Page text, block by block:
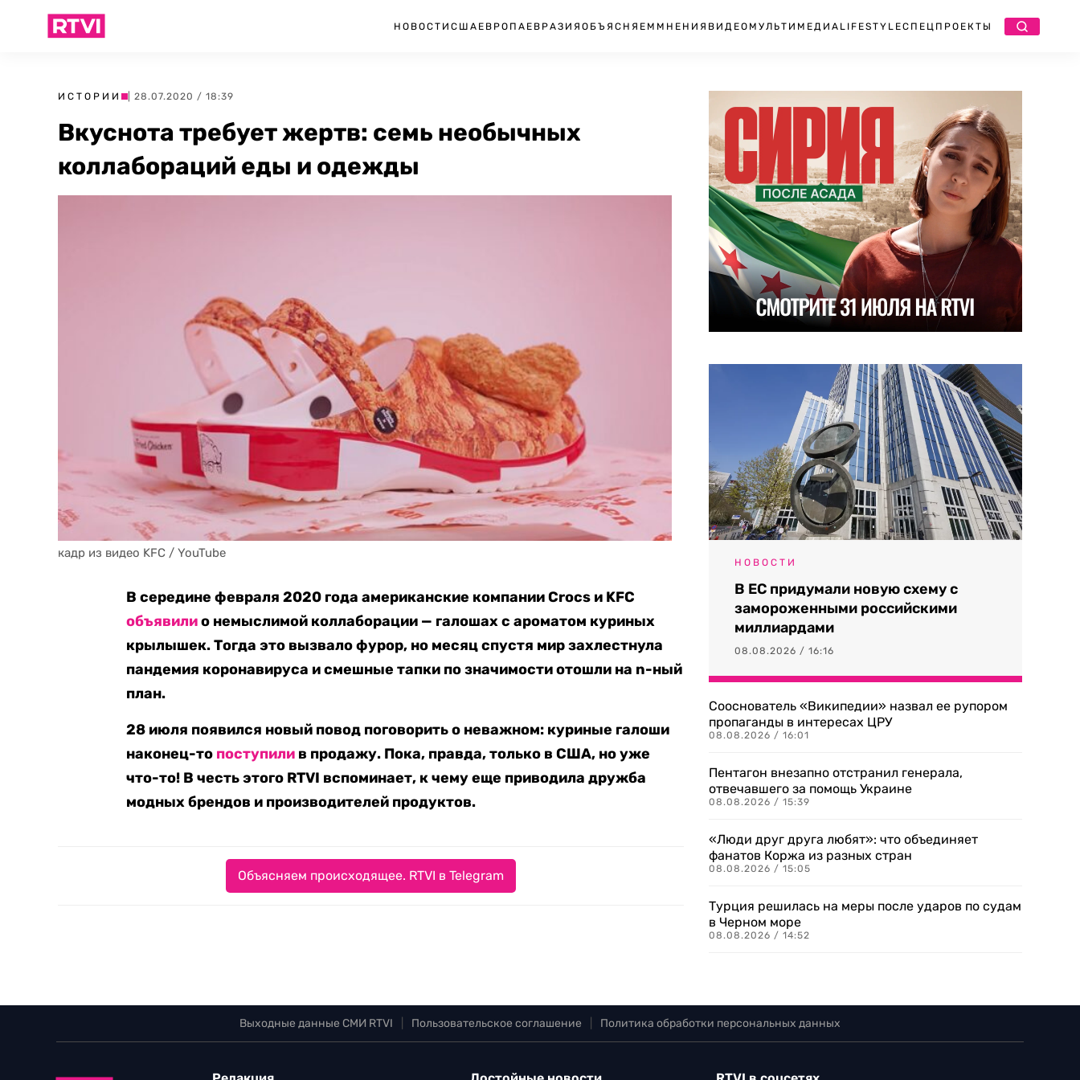
НОВОСТИ США ЕВРОПА ЕВРАЗИЯ ОБЪЯСНЯЕМ МНЕНИЯ ВИДЕО МУЛЬТИМЕДИА LIFESTYLEСПЕЦПРОЕКТЫ
ИСТОРИИ | 28.07.2020 / 18:39
Вкуснота требует жертв: семь необычных
коллабораций еды и одежды
кадр из видео KFC / YouTube
В середине февраля 2020 года американские компании Crocs и KFC
объявилио немыслимой коллаборации — галошах с ароматом куриных
крылышек. Тогда это вызвало фурор, но месяц спустя мир захлестнула
пандемия коронавируса и смешные тапки по значимости отошли на n-ный
план.
28 июля появился новый повод поговорить о неважном: куриные галоши
наконец-то поступили в продажу. Пока, правда, только в США, но уже
что-то! В честь этого RTVI вспоминает, к чему еще приводила дружба
модных брендов и производителей продуктов.
Объясняем происходящее. RTVI в Telegram
НОВОСТИ
В ЕС придумали новую схему с
замороженными российскими
миллиардами
08.08.2026 / 16:16
Сооснователь «Википедии» назвал ее рупором
пропаганды в интересах ЦРУ
08.08.2026 / 16:01
Пентагон внезапно отстранил генерала,
отвечавшего за помощь Украине
08.08.2026 / 15:39
«Люди друг друга любят»: что объединяет
фанатов Коржа из разных стран
08.08.2026 / 15:05
Турция решилась на меры после ударов по судам
в Черном море
08.08.2026 / 14:52
Выходные данные СМИ RTVI Пользовательское соглашение Политика обработки персональных данных